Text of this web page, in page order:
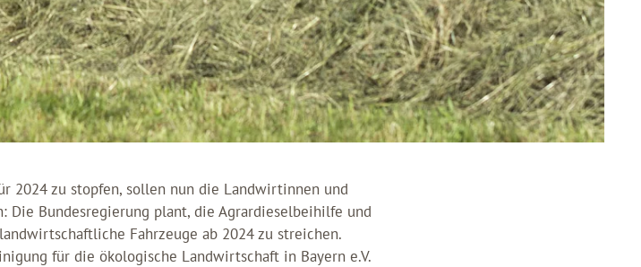
2024 zu stopfen, sollen nun die Landwirtinnen und
Die Bundesregierung plant, die Agrardieselbeihilfe und
Fahrzeuge ab 2024 zu streichen.
für die ökologische Landwirtschaft in Bayern e.V.